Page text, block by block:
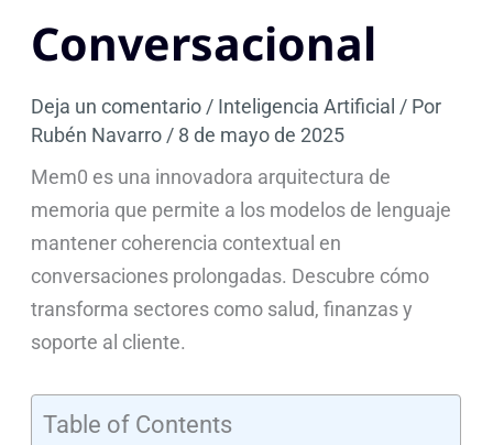
Conversacional
Deja un comentario/ Inteligencia Artificial / Por
Rubén Navarro/ 8 de mayo de 2025
Mem0 es una innovadora arquitectura de
memoria que permite a los modelos de lenguaje
mantener coherencia contextual en
conversaciones prolongadas. Descubre cómo
transforma sectores como salud, finanzas y
soporte al cliente.
Table of Contents